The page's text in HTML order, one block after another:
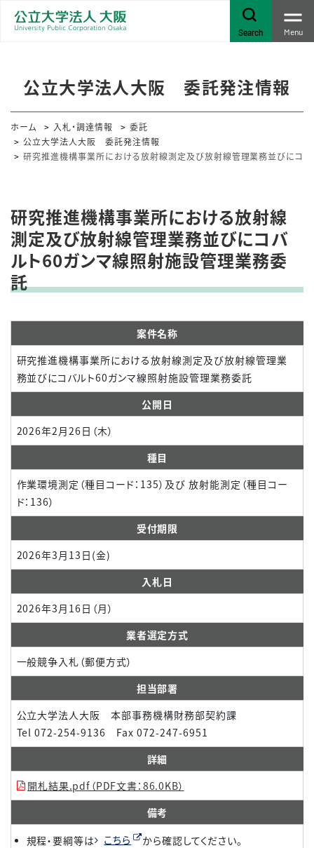
Search Menu
公立大学法人大阪 委託発注情報
ホーム 入札・調達情報
委託
公立大学法人大阪 委託発注情報
研究推進機構事業所における放射線測定及び放射線管理業務並びにコ
研究推進機構事業所における放射線
測定及び放射線管理業務並びにコバ
ルト60ガンマ線照射施設管理業務委
託
案件名称
研究推進機構事業所における放射線測定及び放射線管理業
務並びにコバルト60ガンマ線照射施設管理業務委託
公開日
2026年2月26日（木）
種目
作業環境測定（種目コード：135）及び 放射能測定（種目コー
ド：136）
受付期限
2026年3月13日(金)
入札日
2026年3月16日（月）
業者選定方式
一般競争入札（郵便方式）
担当部署
公立大学法人大阪 本部事務機構財務部契約課
Tel 072-254-9136 Fax 072-247-6951
詳細
開札結果.pdf（PDF文書：86.0KB）
備考
規程・要綱等は
こちら
から確認してください。